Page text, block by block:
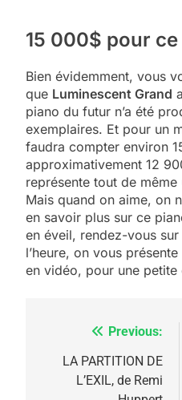
15 000$ pour
Bien évidemment, vous
que Luminescent Grand
piano du futur n’a été
exemplaires. Et pour un
faudra compter environ
approximativement 12
représente tout de
Mais quand on aime, on
en savoir plus sur ce
en éveil, rendez-vous
l’heure, on vous
en vidéo, pour une petite
NavigationPrevious:
LA PARTITION DE
L’EXIL, de Remi
FRANCE
MA
ISRAÉL
CE
JUDAISME